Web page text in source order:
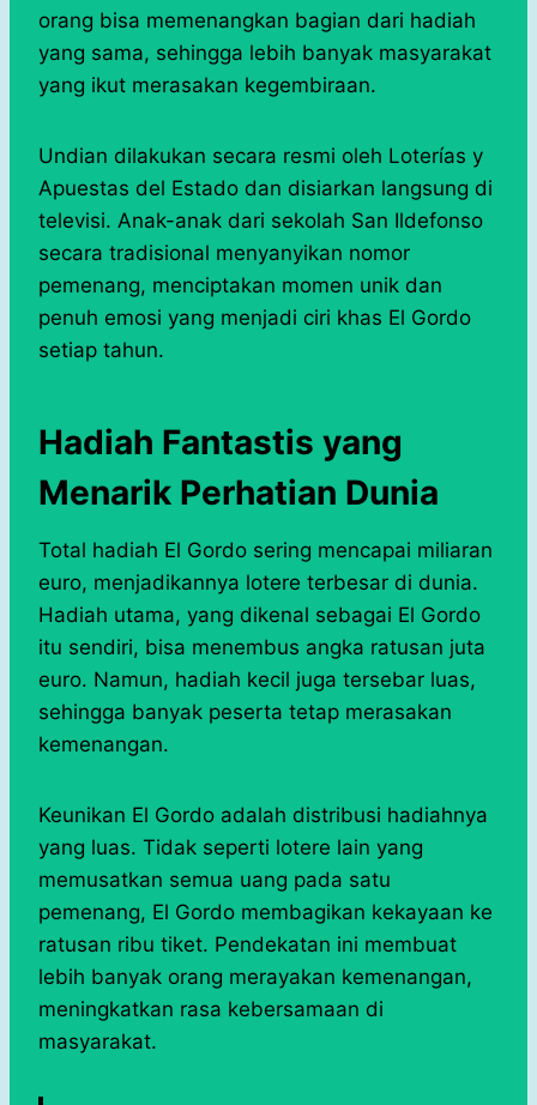
orang bisa memenangkan bagian dari hadiah
yang sama, sehingga lebih banyak masyarakat
yang ikut merasakan kegembiraan.
Undian dilakukan secara resmi oleh Loterías y
Apuestas del Estado dan disiarkan langsung di
televisi. Anak-anak dari sekolah San Ildefonso
secara tradisional menyanyikan nomor
pemenang, menciptakan momen unik dan
penuh emosi yang menjadi ciri khas El Gordo
setiap tahun.
Hadiah Fantastis yang
Menarik Perhatian Dunia
Total hadiah El Gordo sering mencapai miliaran
euro, menjadikannya lotere terbesar di dunia.
Hadiah utama, yang dikenal sebagai El Gordo
itu sendiri, bisa menembus angka ratusan juta
euro. Namun, hadiah kecil juga tersebar luas,
sehingga banyak peserta tetap merasakan
kemenangan.
Keunikan El Gordo adalah distribusi hadiahnya
yang luas. Tidak seperti lotere lain yang
memusatkan semua uang pada satu
pemenang, El Gordo membagikan kekayaan ke
ratusan ribu tiket. Pendekatan ini membuat
lebih banyak orang merayakan kemenangan,
meningkatkan rasa kebersamaan di
masyarakat.